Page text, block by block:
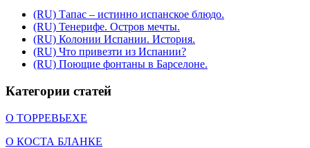
(RU) Тапас – истинно испанское блюдо.
(RU) Тенерифе. Остров мечты.
(RU) Колонии Испании. История.
(RU) Что привезти из Испании?
(RU) Поющие фонтаны в Барселоне.
Категории статей
О ТОРРЕВЬЕХЕ
О КОСТА БЛАНКЕ